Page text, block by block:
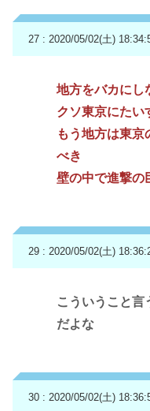
27 : 2020/05/02(土)
地方をバカにし
クソ東京にたい
もう地方は東京
べき
壁の中で進撃の
29 : 2020/05/02(土)
こういうこと言
だよな
30 : 2020/05/02(土)